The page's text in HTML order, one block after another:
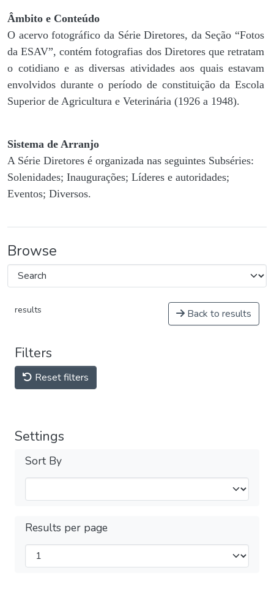
Âmbito e Conteúdo
O acervo fotográfico da Série Diretores, da Seção “Fotos
da ESAV”, contém fotografias dos Diretores que retratam
o cotidiano e as diversas atividades aos quais estavam
envolvidos durante o período de constituição da Escola
Superior de Agricultura e Veterinária (1926 a 1948).
Sistema de Arranjo
A Série Diretores é organizada nas seguintes Subséries:
Solenidades; Inaugurações; Líderes e autoridades;
Eventos; Diversos.
Browse
results Back to results
Filters
Reset filters
Settings
Sort By
Results per page